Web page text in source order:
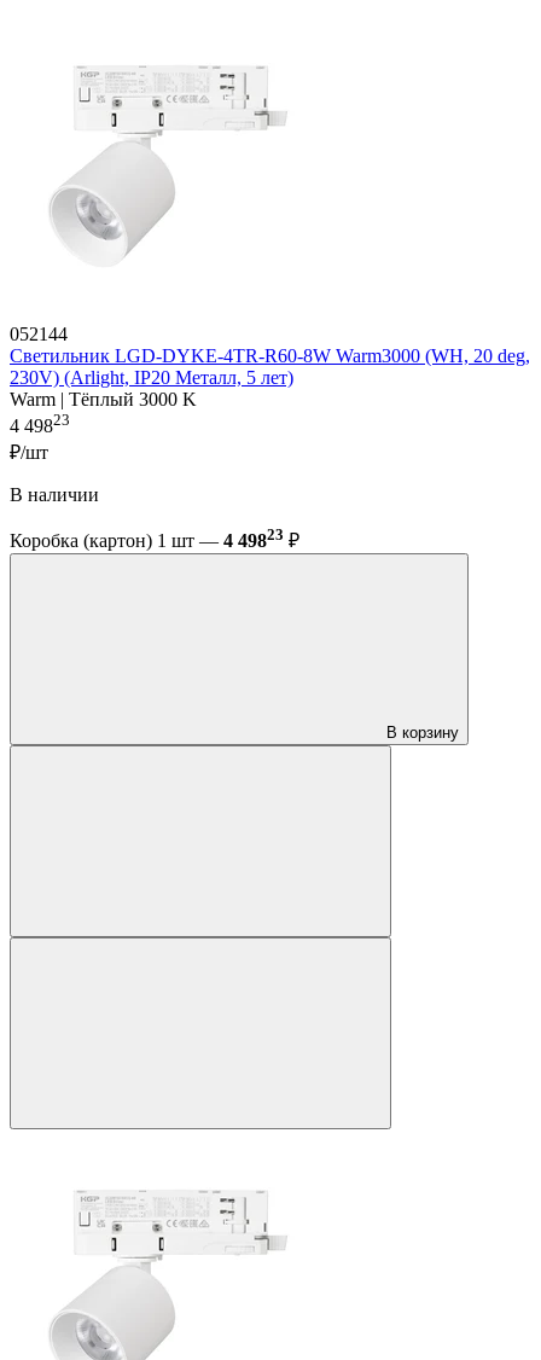
052144
Светильник LGD-DYKE-4TR-R60-8W Warm3000 (WH, 20 deg,
230V) (Arlight, IP20 Металл, 5 лет)
Warm | Тёплый 3000 K
4 49823
₽/шт
В наличии
Коробка (картон) 1 шт — 4 49823 ₽
В корзину